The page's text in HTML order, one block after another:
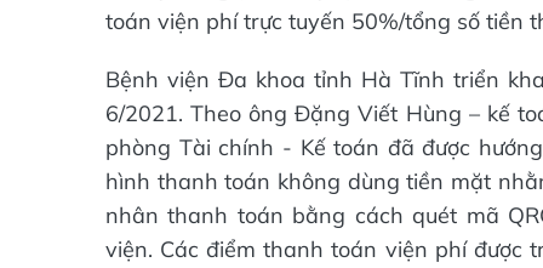
toán viện phí trực tuyến 50%/tổng số tiền
Bệnh viện Đa khoa tỉnh Hà Tĩnh triển
6/2021. Theo ông Đặng Viết Hùng – kế
phòng Tài chính - Kế toán đã được
hình thanh toán không dùng tiền mặt
nhân thanh toán bằng cách quét mã
viện. Các điểm thanh toán viện phí được